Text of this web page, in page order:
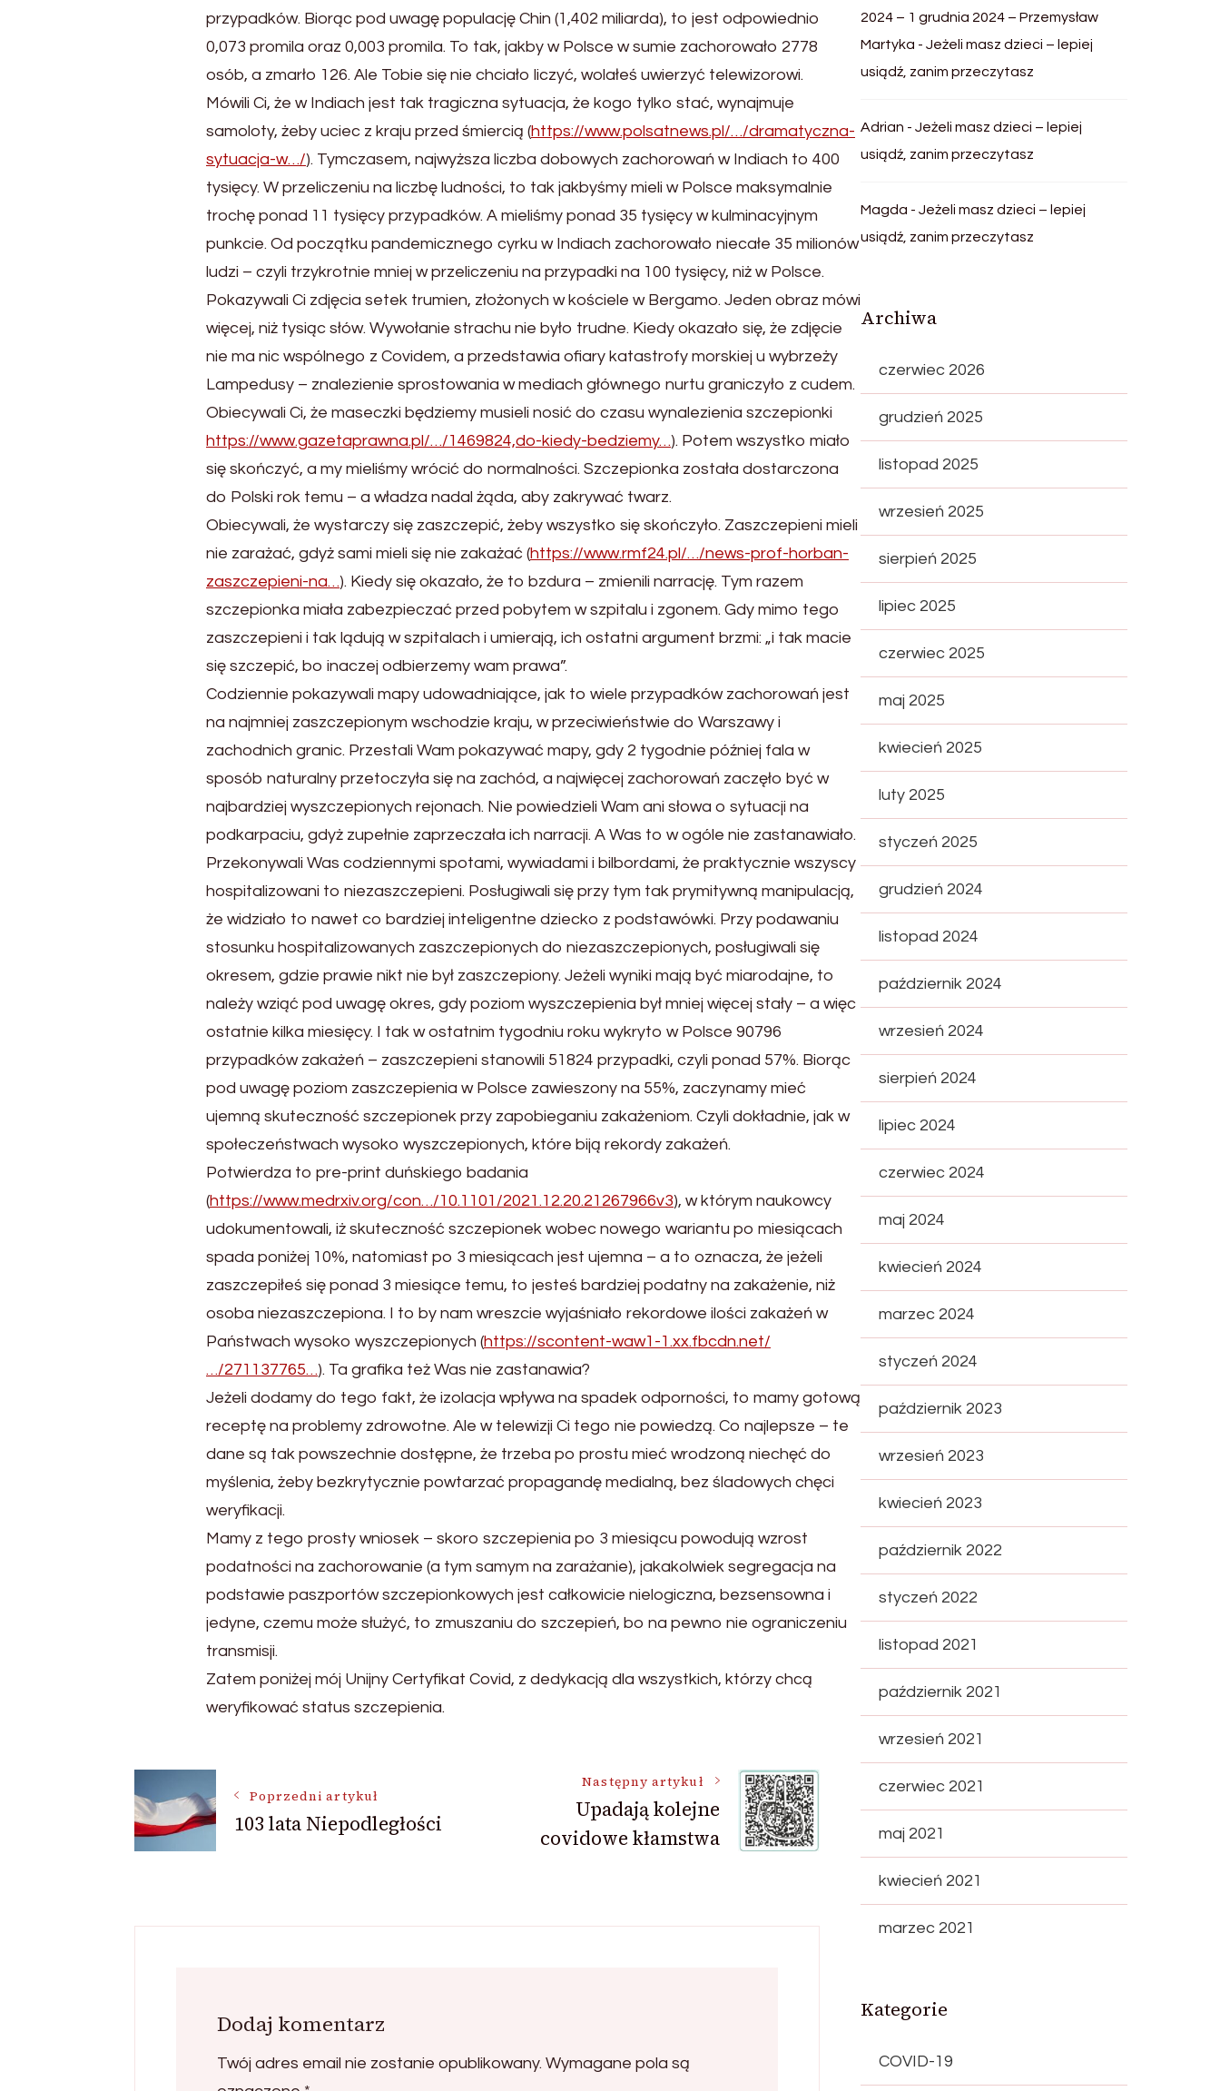
ostrzegali…przypadków. Biorąc pod uwagę populację Chin (1,402 miliarda), to jest odpowiednio
0,073 promila oraz 0,003 promila. To tak, jakby w Polsce w sumie zachorowało 2778
osób, a zmarło 126. Ale Tobie się nie chciało liczyć, wolałeś uwierzyć telewizorowi.
Mówili Ci, że w Indiach jest tak tragiczna sytuacja, że kogo tylko stać, wynajmuje
samoloty, żeby uciec z kraju przed śmiercią (https://www.polsatnews.pl/…/dramatyczna-
sytuacja-w…/). Tymczasem, najwyższa liczba dobowych zachorowań w Indiach to 400
tysięcy. W przeliczeniu na liczbę ludności, to tak jakbyśmy mieli w Polsce maksymalnie
trochę ponad 11 tysięcy przypadków. A mieliśmy ponad 35 tysięcy w kulminacyjnym
punkcie. Od początku pandemicznego cyrku w Indiach zachorowało niecałe 35 milionów
ludzi – czyli trzykrotnie mniej w przeliczeniu na przypadki na 100 tysięcy, niż w Polsce.
Pokazywali Ci zdjęcia setek trumien, złożonych w kościele w Bergamo. Jeden obraz mówi
więcej, niż tysiąc słów. Wywołanie strachu nie było trudne. Kiedy okazało się, że zdjęcie
nie ma nic wspólnego z Covidem, a przedstawia ofiary katastrofy morskiej u wybrzeży
Lampedusy – znalezienie sprostowania w mediach głównego nurtu graniczyło z cudem.
Obiecywali Ci, że maseczki będziemy musieli nosić do czasu wynalezienia szczepionki
https://www.gazetaprawna.pl/…/1469824,do-kiedy-bedziemy…). Potem wszystko miało
się skończyć, a my mieliśmy wrócić do normalności. Szczepionka została dostarczona
do Polski rok temu – a władza nadal żąda, aby zakrywać twarz.
Obiecywali, że wystarczy się zaszczepić, żeby wszystko się skończyło. Zaszczepieni mieli
nie zarażać, gdyż sami mieli się nie zakażać (https://www.rmf24.pl/…/news-prof-horban-
zaszczepieni-na…). Kiedy się okazało, że to bzdura – zmienili narrację. Tym razem
szczepionka miała zabezpieczać przed pobytem w szpitalu i zgonem. Gdy mimo tego
zaszczepieni i tak lądują w szpitalach i umierają, ich ostatni argument brzmi: „i tak macie
się szczepić, bo inaczej odbierzemy wam prawa”.
Codziennie pokazywali mapy udowadniające, jak to wiele przypadków zachorowań jest
na najmniej zaszczepionym wschodzie kraju, w przeciwieństwie do Warszawy i
zachodnich granic. Przestali Wam pokazywać mapy, gdy 2 tygodnie później fala w
sposób naturalny przetoczyła się na zachód, a najwięcej zachorowań zaczęło być w
najbardziej wyszczepionych rejonach. Nie powiedzieli Wam ani słowa o sytuacji na
podkarpaciu, gdyż zupełnie zaprzeczała ich narracji. A Was to w ogóle nie zastanawiało.
Przekonywali Was codziennymi spotami, wywiadami i bilbordami, że praktycznie wszyscy
hospitalizowani to niezaszczepieni. Posługiwali się przy tym tak prymitywną manipulacją,
że widziało to nawet co bardziej inteligentne dziecko z podstawówki. Przy podawaniu
stosunku hospitalizowanych zaszczepionych do niezaszczepionych, posługiwali się
okresem, gdzie prawie nikt nie był zaszczepiony. Jeżeli wyniki mają być miarodajne, to
należy wziąć pod uwagę okres, gdy poziom wyszczepienia był mniej więcej stały – a więc
ostatnie kilka miesięcy. I tak w ostatnim tygodniu roku wykryto w Polsce 90796
przypadków zakażeń – zaszczepieni stanowili 51824 przypadki, czyli ponad 57%. Biorąc
pod uwagę poziom zaszczepienia w Polsce zawieszony na 55%, zaczynamy mieć
ujemną skuteczność szczepionek przy zapobieganiu zakażeniom. Czyli dokładnie, jak w
społeczeństwach wysoko wyszczepionych, które biją rekordy zakażeń.
Potwierdza to pre-print duńskiego badania
(https://www.medrxiv.org/con…/10.1101/2021.12.20.21267966v3), w którym naukowcy
udokumentowali, iż skuteczność szczepionek wobec nowego wariantu po miesiącach
spada poniżej 10%, natomiast po 3 miesiącach jest ujemna – a to oznacza, że jeżeli
zaszczepiłeś się ponad 3 miesiące temu, to jesteś bardziej podatny na zakażenie, niż
osoba niezaszczepiona. I to by nam wreszcie wyjaśniało rekordowe ilości zakażeń w
Państwach wysoko wyszczepionych (https://scontent-waw1-1.xx.fbcdn.net/
…/271137765…). Ta grafika też Was nie zastanawia?
Jeżeli dodamy do tego fakt, że izolacja wpływa na spadek odporności, to mamy gotową
receptę na problemy zdrowotne. Ale w telewizji Ci tego nie powiedzą. Co najlepsze – te
dane są tak powszechnie dostępne, że trzeba po prostu mieć wrodzoną niechęć do
myślenia, żeby bezkrytycznie powtarzać propagandę medialną, bez śladowych chęci
weryfikacji.
Mamy z tego prosty wniosek – skoro szczepienia po 3 miesiącu powodują wzrost
podatności na zachorowanie (a tym samym na zarażanie), jakakolwiek segregacja na
podstawie paszportów szczepionkowych jest całkowicie nielogiczna, bezsensowna i
jedyne, czemu może służyć, to zmuszaniu do szczepień, bo na pewno nie ograniczeniu
transmisji.
Zatem poniżej mój Unijny Certyfikat Covid, z dedykacją dla wszystkich, którzy chcą
weryfikować status szczepienia.
Nawigacja
wpisu
Poprzedni artykuł
103 lata Niepodległości
Następny artykuł
Upadają kolejne
covidowe kłamstwa
Dodaj komentarz
Twój adres email nie zostanie opublikowany. Wymagane pola są
2024 – 1 grudnia 2024 – Przemysław
Martyka -Jeżeli masz dzieci – lepiej
usiądź, zanim przeczytasz
Adrian -Jeżeli masz dzieci – lepiej
usiądź, zanim przeczytasz
Magda -Jeżeli masz dzieci – lepiej
usiądź, zanim przeczytasz
Archiwa
czerwiec 2026
grudzień 2025
listopad 2025
wrzesień 2025
sierpień 2025
lipiec 2025
czerwiec 2025
maj 2025
kwiecień 2025
luty 2025
styczeń 2025
grudzień 2024
listopad 2024
październik 2024
wrzesień 2024
sierpień 2024
lipiec 2024
czerwiec 2024
maj 2024
kwiecień 2024
marzec 2024
styczeń 2024
październik 2023
wrzesień 2023
kwiecień 2023
październik 2022
styczeń 2022
listopad 2021
październik 2021
wrzesień 2021
czerwiec 2021
maj 2021
kwiecień 2021
marzec 2021
Kategorie
COVID-19